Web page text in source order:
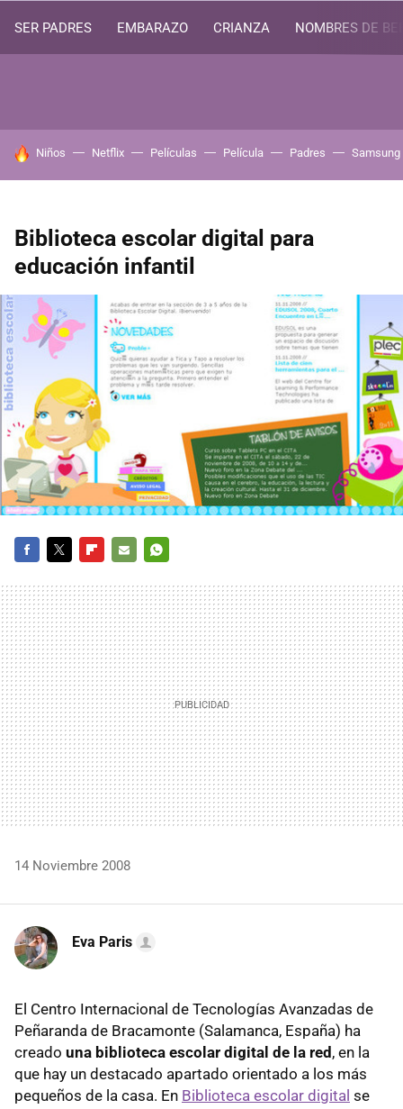
SER PADRES EMBARAZO CRIANZA NOMBRES DE
HOY SE HABLA DE
Niños Netflix Películas Película Padres Samsung
Biblioteca escolar digital para
educación infantil
MAIL
14 Noviembre 2008
Eva Paris
El Centro Internacional de Tecnologías Avanzadas de
Peñaranda de Bracamonte (Salamanca, España) ha
creado una biblioteca escolar digital de la red, en la
que hay un destacado apartado orientado a los más
pequeños de la casa. En Biblioteca escolar digital se